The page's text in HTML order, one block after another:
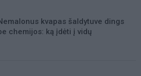
kvapas šaldytuve dings
chemijos: ką įdėti į vidų